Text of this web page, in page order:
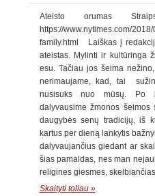
Ateisto orumas
https://www.nytimes.com/
family.html Laiškas į
ateistas. Mylinti ir kultūringa
esu. Tačiau jos šeima
nerimaujame, kad, tai
nusisuks nuo mūsų. Po
dalyvausime žmonos šeimos
daugybės senų tradicijų, iš
kartus per dieną lankytis
dalyvaujančius giedant ar
šias pamaldas, nes man
religines giesmes,
Skaityti toliau »